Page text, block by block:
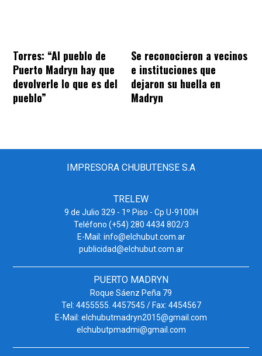
Torres: “Al pueblo de
Puerto Madryn hay que
devolverle lo que es del
pueblo”
Se reconocieron a vecinos
e instituciones que
dejaron su huella en
Madryn
IMPRESORA CHUBUTENSE S.A
TRELEW
9 de Julio 329 - 1º Piso - Cp U-9100H
Teléfono (+54) 280 4434 802/3
E-Mail: info@elchubut.com.ar
publicidad@elchubut.com.ar
PUERTO MADRYN
Roque Sáenz Peña 79
Tel: 4455555. 4457545 / Fax: 4454567
E-Mail: elchubutmadryn2015@gmail.com
elchubutpmadmi@gmail.com